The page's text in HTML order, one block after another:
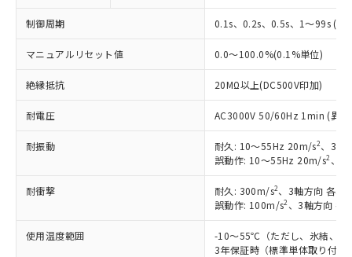
制御周期 0.1s、0.2s、0.5s、1～99s (1s
マニュアルリセット値 0.0～100.0%(0.1%単位)
絶縁抵抗 20MΩ以上(DC500V印加)
耐電圧 AC3000V 50/60Hz 1min (異極
耐振動 耐久: 10～55Hz 20m/s2、3軸
誤動作: 10～55Hz 20m/s2 、3
耐衝撃 耐久: 300m/s2、3軸方向 各3回
誤動作: 100m/s2 、3軸方向 各
使用温度範囲
-10～55℃（ただし、氷結、結
3年保証時（標準単体取り付